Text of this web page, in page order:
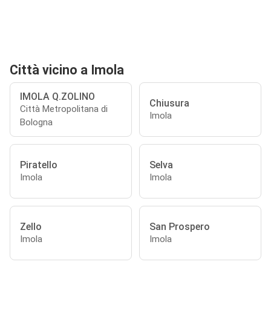
Città vicino a Imola
IMOLA Q.ZOLINO
Città Metropolitana di
Bologna
Chiusura
Imola
Piratello
Imola
Selva
Imola
Zello
Imola
San Prospero
Imola